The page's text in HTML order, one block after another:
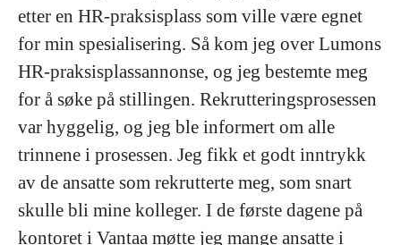
etter en HR-praksisplass som ville være egnet
for min spesialisering. Så kom jeg over Lumons
HR-praksisplassannonse, og jeg bestemte meg
for å søke på stillingen. Rekrutteringsprosessen
var hyggelig, og jeg ble informert om alle
trinnene i prosessen. Jeg fikk et godt inntrykk
av de ansatte som rekrutterte meg, som snart
skulle bli mine kolleger. I de første dagene på
kontoret i Vantaa møtte jeg mange ansatte i